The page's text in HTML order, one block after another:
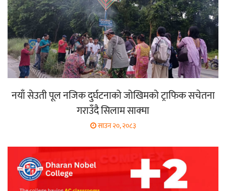
नयाँ सेउती पूल नजिक दुर्घटनाको जोखिमको ट्राफिक सचेतना
गराउँदै सिलाम साक्मा
साउन २०, २०८३